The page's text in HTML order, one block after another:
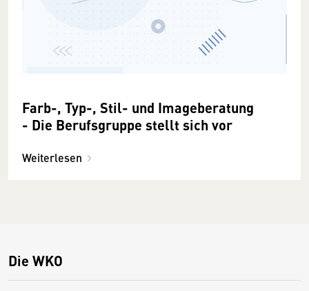
Farb-, Typ-, Stil- und Imageberatung
- Die Berufsgruppe stellt sich vor
Weiterlesen
Die WKO